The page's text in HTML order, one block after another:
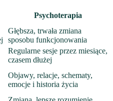
Psychoterapia
Głębsza, trwała zmiana
sposobu funkcjonowania
Regularne sesje przez miesiące,
czasem dłużej
Objawy, relacje, schematy,
emocje i historia życia